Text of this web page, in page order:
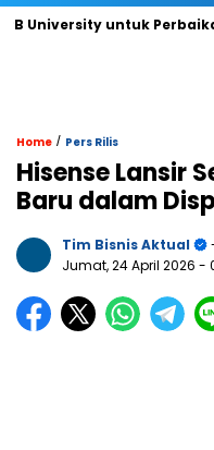
untuk Perbaikan
Home / Pers Rilis
Hisense Lansir
Baru dalam
Tim Bisnis Aktual
Jumat, 24 April 2026 -